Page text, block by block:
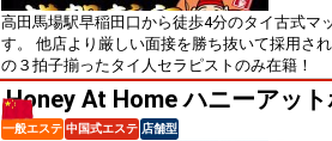
高田馬場駅早稲田口から徒歩4分のタイ古式マ
す。 他店より厳しい面接を勝ち抜いて採用さ
の３拍子揃ったタイ人セラピストのみ在籍！
Honey At Home ハニーアッ
一般エステ 中国式エステ 店舗型